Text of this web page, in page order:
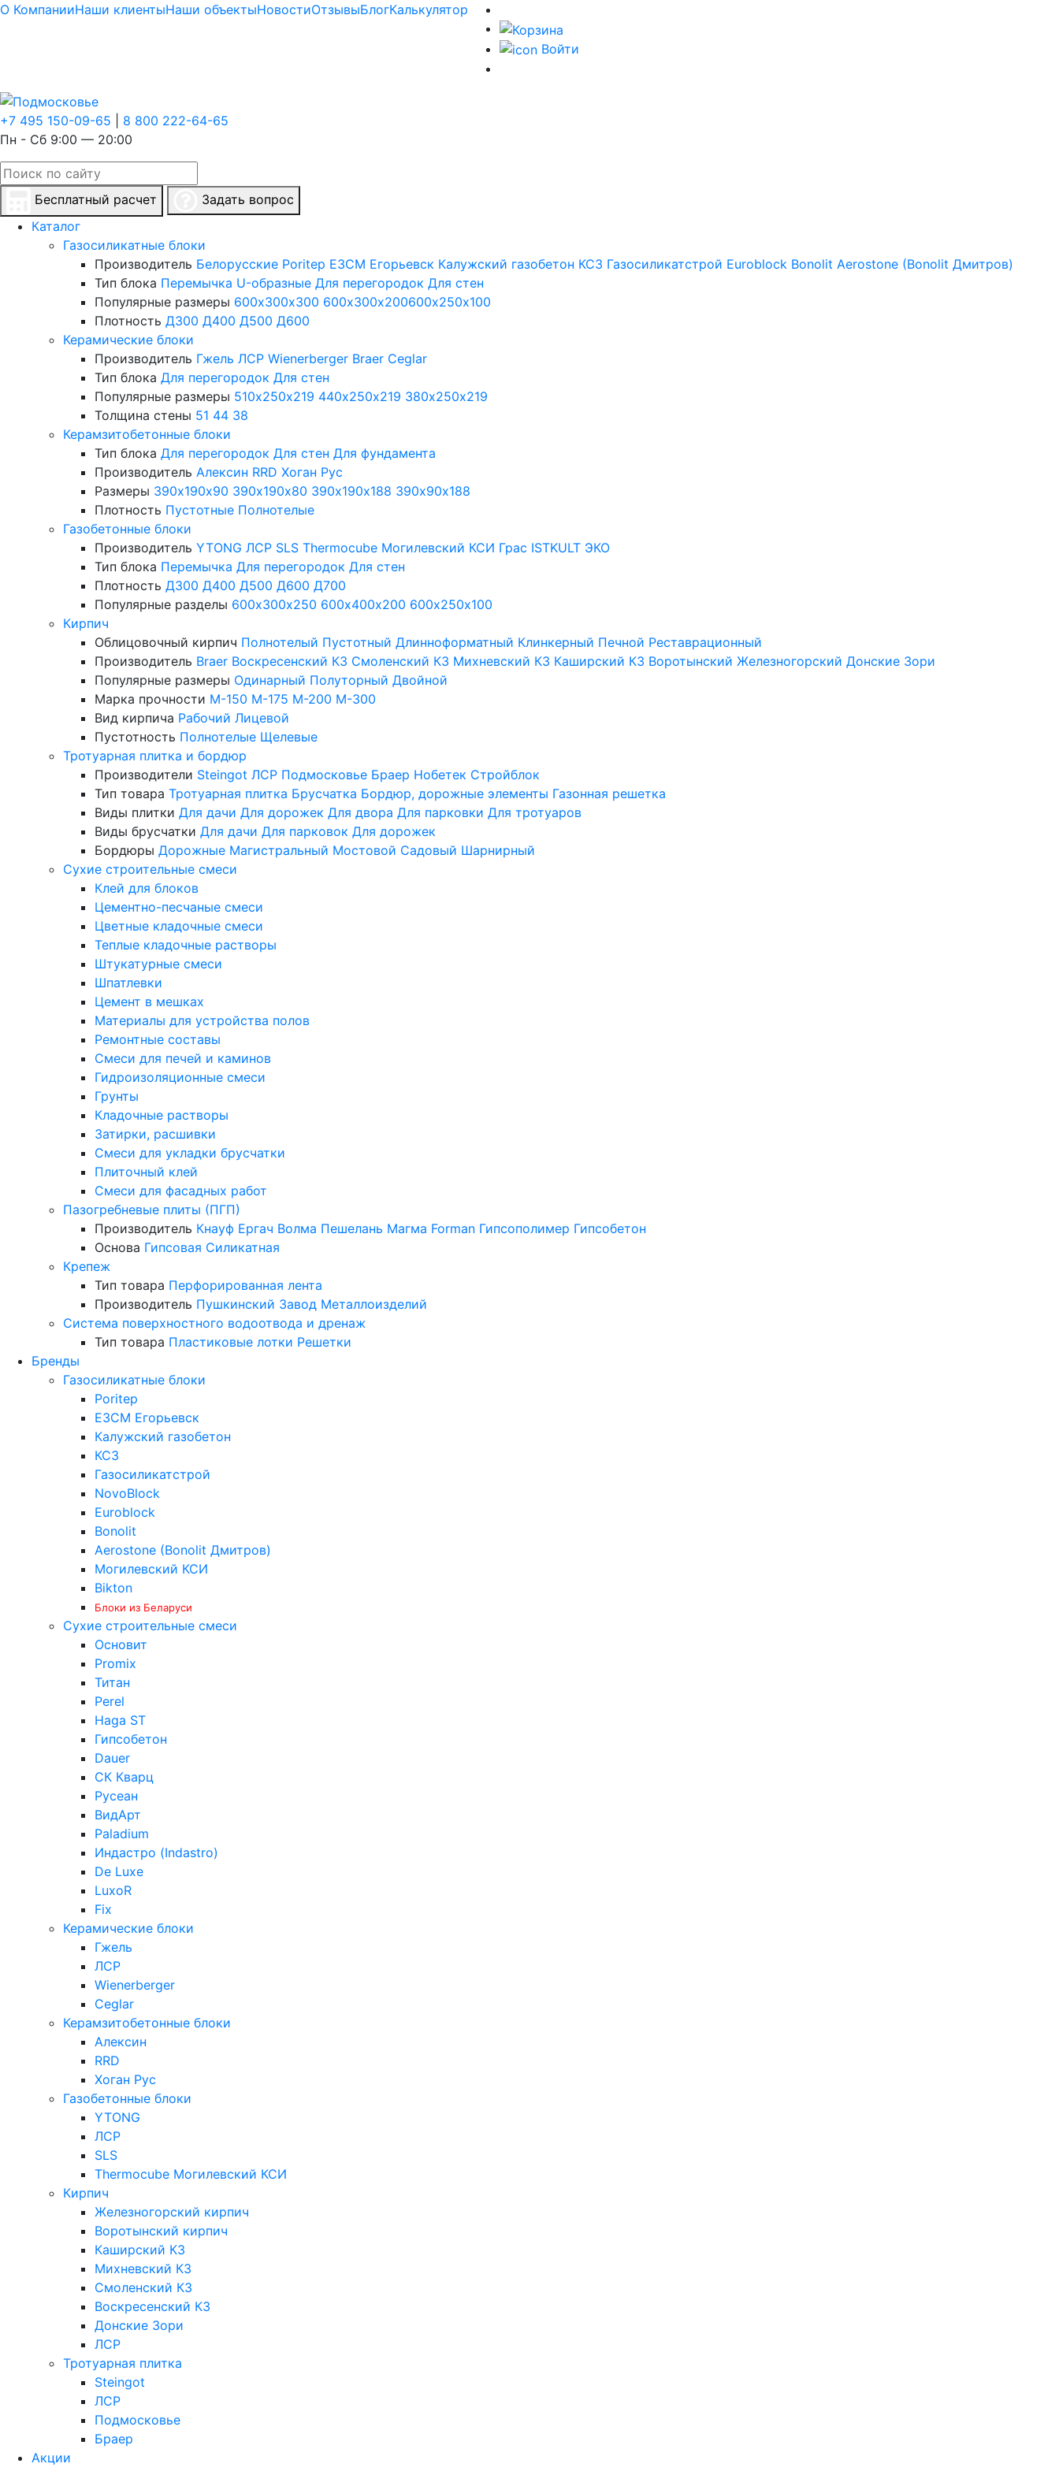
О КомпанииНаши клиентыНаши объектыНовостиОтзывыБлогКалькулятор
Войти
+7 495 150-09-65
8 800 222-64-65
Пн - Сб 9:00 — 20:00
Бесплатный расчет
Задать вопрос
Каталог
Газосиликатные блоки
Производитель Белорусские Poritep ЕЗСМ Егорьевск Калужский газобетон КСЗ Газосиликатстрой Euroblock Bonolit Aerostone (Bonolit Дмитров)
Тип блока Перемычка U-образные Для перегородок Для стен
Популярные размеры 600х300х300 600х300х200600х250х100
Плотность Д300 Д400 Д500 Д600
Керамические блоки
Производитель Гжель ЛСР Wienerberger Braer Ceglar
Тип блока Для перегородок Для стен
Популярные размеры 510х250х219 440х250х219 380х250х219
Толщина стены 51 44 38
Керамзитобетонные блоки
Тип блока Для перегородок Для стен Для фундамента
Производитель Алексин RRD Хоган Рус
Размеры 390х190х90 390х190х80 390х190х188 390х90х188
Плотность Пустотные Полнотелые
Газобетонные блоки
Производитель YTONG ЛСР SLS Thermocube Могилевский КСИ Грас ISTKULT ЭКО
Тип блока Перемычка Для перегородок Для стен
Плотность Д300 Д400 Д500 Д600 Д700
Популярные разделы 600х300х250 600х400х200 600х250х100
Кирпич
Облицовочный кирпич Полнотелый Пустотный Длинноформатный Клинкерный Печной Реставрационный
Производитель Braer Воскресенский КЗ Смоленский КЗ Михневский КЗ Каширский КЗ Воротынский Железногорский Донские Зори
Популярные размеры Одинарный Полуторный Двойной
Марка прочности М-150 М-175 М-200 М-300
Вид кирпича Рабочий Лицевой
Пустотность Полнотелые Щелевые
Тротуарная плитка и бордюр
Производители Steingot ЛСР Подмосковье Браер Нобетек Стройблок
Тип товара Тротуарная плитка Брусчатка Бордюр, дорожные элементы Газонная решетка
Виды плитки Для дачи Для дорожек Для двора Для парковки Для тротуаров
Виды брусчатки Для дачи Для парковок Для дорожек
Бордюры Дорожные Магистральный Мостовой Садовый Шарнирный
Сухие строительные смеси
Клей для блоков
Цементно-песчаные смеси
Цветные кладочные смеси
Теплые кладочные растворы
Штукатурные смеси
Шпатлевки
Цемент в мешках
Материалы для устройства полов
Ремонтные составы
Смеси для печей и каминов
Гидроизоляционные смеси
Грунты
Кладочные растворы
Затирки, расшивки
Смеси для укладки брусчатки
Плиточный клей
Смеси для фасадных работ
Пазогребневые плиты (ПГП)
Производитель Кнауф Ергач Волма Пешелань Магма Forman Гипсополимер Гипсобетон
Основа Гипсовая Силикатная
Крепеж
Тип товара Перфорированная лента
Производитель Пушкинский Завод Металлоизделий
Система поверхностного водоотвода и дренаж
Тип товара Пластиковые лотки Решетки
Бренды
Газосиликатные блоки
Poritep
ЕЗСМ Егорьевск
Калужский газобетон
КСЗ
Газосиликатстрой
NovoBlock
Euroblock
Bonolit
Aerostone (Bonolit Дмитров)
Могилевский КСИ
Bikton
Блоки из Беларуси
Сухие строительные смеси
Основит
Promix
Титан
Perel
Haga ST
Гипсобетон
Dauer
СК Кварц
Русеан
ВидАрт
Paladium
Индастро (Indastro)
De Luxe
LuxoR
Fix
Керамические блоки
Гжель
ЛСР
Wienerberger
Ceglar
Керамзитобетонные блоки
Алексин
RRD
Хоган Рус
Газобетонные блоки
YTONG
ЛСР
SLS
Thermocube Могилевский КСИ
Кирпич
Железногорский кирпич
Воротынский кирпич
Каширский КЗ
Михневский КЗ
Смоленский КЗ
Воскресенский КЗ
Донские Зори
ЛСР
Тротуарная плитка
Steingot
ЛСР
Подмосковье
Браер
Акции